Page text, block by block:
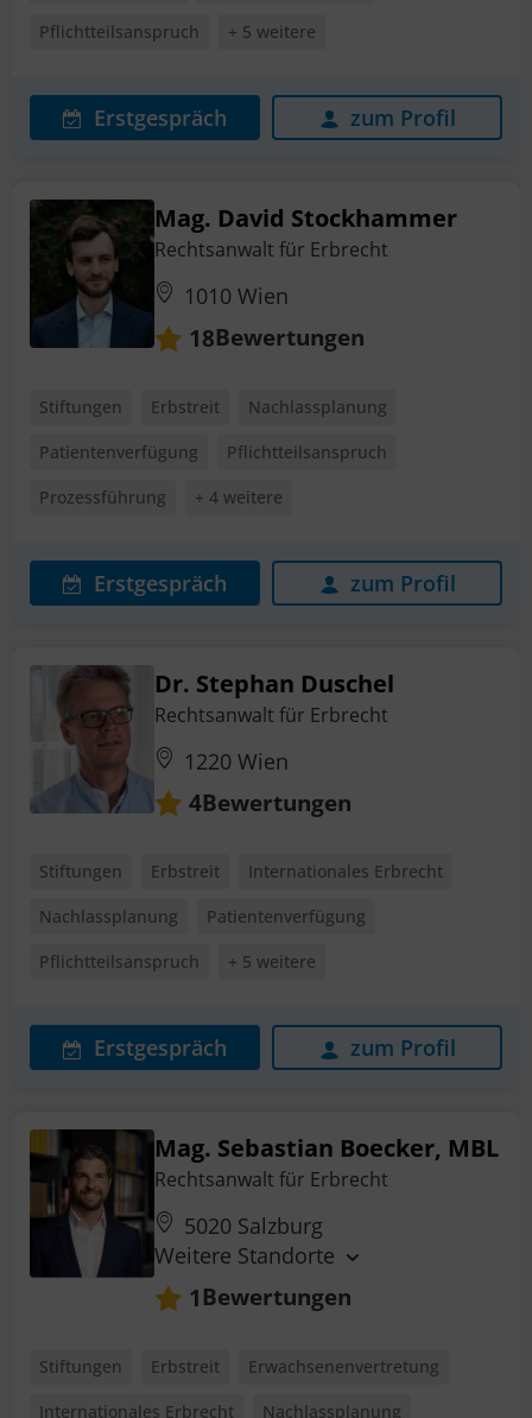
Pflichtteilsanspruch
+ 5 weitere
Erstgespräch zum Profil
Mag. David Stockhammer
Rechtsanwalt für Erbrecht
1010 Wien
18Bewertungen
Stiftungen Erbstreit
Nachlassplanung
Patientenverfügung
Pflichtteilsanspruch
Prozessführung
+ 4 weitere
Erstgespräch zum Profil
Dr. Stephan Duschel
Rechtsanwalt für Erbrecht
1220 Wien
4Bewertungen
Stiftungen Erbstreit
Internationales Erbrecht
Nachlassplanung
Patientenverfügung
Pflichtteilsanspruch
+ 5 weitere
Erstgespräch zum Profil
Mag. Sebastian Boecker, MBL
Rechtsanwalt für Erbrecht
5020 Salzburg
Weitere Standorte
1Bewertungen
Stiftungen Erbstreit
Erwachsenenvertretung
Internationales Erbrecht
Nachlassplanung